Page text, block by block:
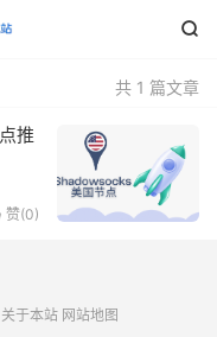

共 1 篇文章
推
赞(0)
关于本站 网站地图